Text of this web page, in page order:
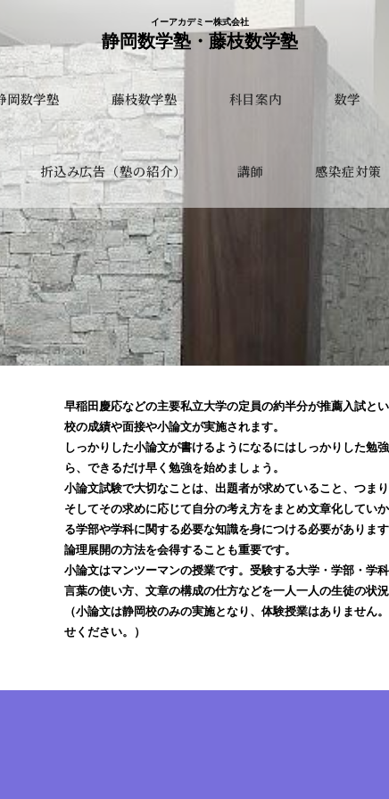
イーアカデミー株式会社
静岡数学塾・藤枝数学塾
岡数学塾 藤枝数学塾 科目案内 数学
折込み広告（塾の紹介） 講師 感染症対策
早稲田慶応などの主要私立大学の定員の約半分が推薦入試と
校の成績や面接や小論文が実施されます。
しっかりした小論文が書けるようになるにはしっかりした勉
ら、できるだけ早く勉強を始めましょう。
小論文試験で大切なことは、出題者が求めていること、つま
そしてその求めに応じて自分の考え方をまとめ文章化してい
る学部や学科に関する必要な知識を身につける必要がありま
論理展開の方法を会得することも重要です。
小論文はマンツーマンの授業です。受験する大学・学部・学
言葉の使い方、文章の構成の仕方などを一人一人の生徒の状
（小論文は静岡校のみの実施となり、体験授業はありません
せください。）